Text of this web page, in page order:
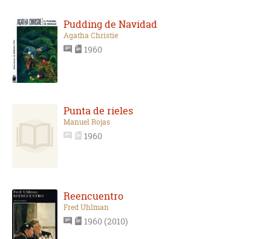
Pudding de Navidad
Agatha Christie
1960
Punta de rieles
Manuel Rojas
1960
Reencuentro
Fred Uhlman
1960 (2010)